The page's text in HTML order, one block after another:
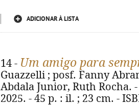
ADICIONAR À LISTA
14 - Um amigo para
Guazzelli ; posf. Fanny
Abdala Junior, Ruth Rocha.
2025. - 45 p. : il. ; 23 cm. -